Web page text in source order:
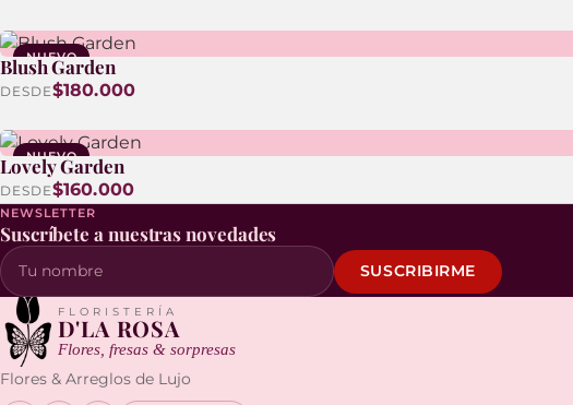
NUEVO
Blush Garden
DESDE$180.000
NUEVO
Lovely Garden
DESDE$160.000
NEWSLETTER
Suscríbete a nuestras novedades
Tu nombre
SUSCRIBIRME
FLORISTERÍA
D'LA ROSA
Flores, fresas & sorpresas
Flores & Arreglos de Lujo